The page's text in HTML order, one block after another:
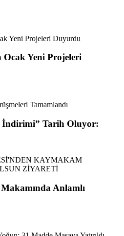
Ocak Yeni Projeleri
İndirimi” Tarih Oluyor:
Anlamlı